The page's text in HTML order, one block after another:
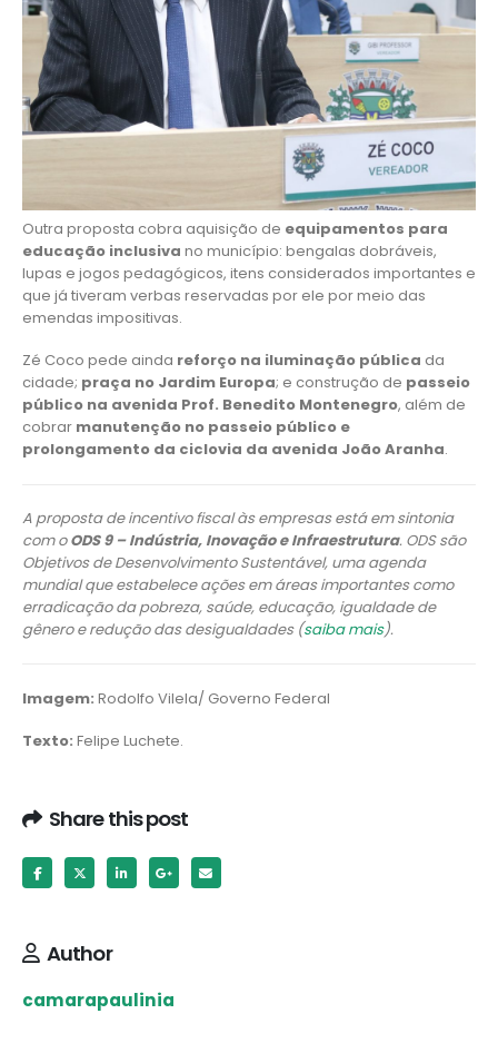
Outra proposta cobra aquisição de equipamentos para
educação inclusiva no município: bengalas dobráveis,
lupas e jogos pedagógicos, itens considerados importantes e
que já tiveram verbas reservadas por ele por meio das
emendas impositivas.
Zé Coco pede ainda reforço na iluminação pública da
cidade; praça no Jardim Europa; e construção de passeio
público na avenida Prof. Benedito Montenegro, além de
cobrar manutenção no passeio público e
prolongamento da ciclovia da avenida João Aranha.
A proposta de incentivo fiscal às empresas está em sintonia
com oODS 9 – Indústria, Inovação e Infraestrutura. ODS são
Objetivos de Desenvolvimento Sustentável, uma agenda
mundial que estabelece ações em áreas importantes como
erradicação da pobreza, saúde, educação, igualdade de
gênero e redução das desigualdades (saiba mais).
Imagem: Rodolfo Vilela/ Governo Federal
Texto: Felipe Luchete.
Share this post
Author
camarapaulinia